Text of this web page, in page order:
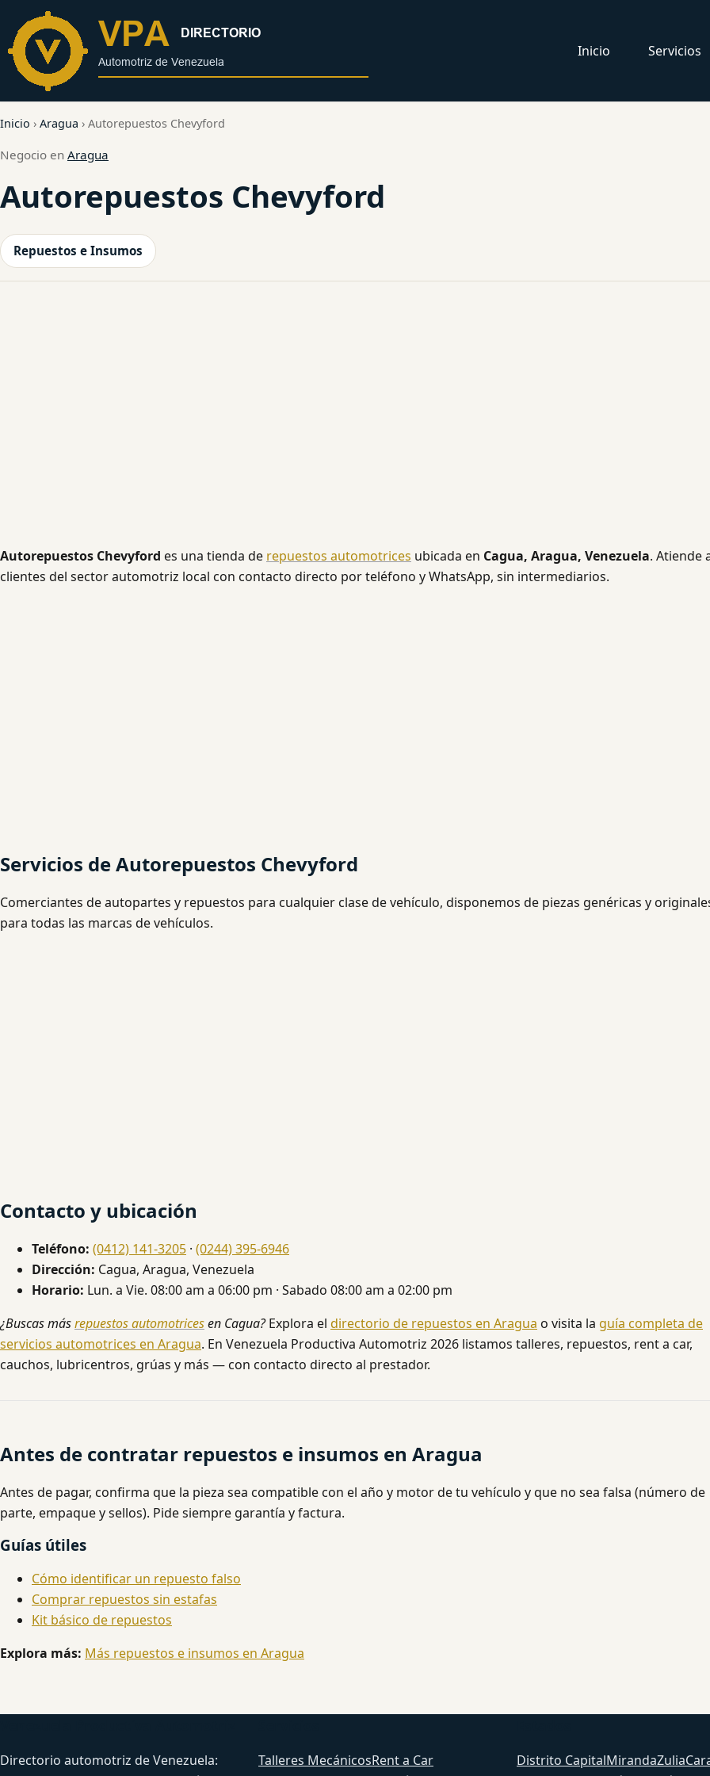
contenido
Inicio
Servicios
Inicio › Aragua › Autorepuestos Chevyford
Negocio en Aragua
Autorepuestos Chevyford
Repuestos e Insumos
Autorepuestos Chevyford es una tienda de repuestos automotrices ubicada en Cagua, Aragua, Venezuela. Atiende
clientes del sector automotriz local con contacto directo por teléfono y WhatsApp, sin intermediarios.
Servicios de Autorepuestos Chevyford
Comerciantes de autopartes y repuestos para cualquier clase de vehículo, disponemos de piezas genéricas y
para todas las marcas de vehículos.
Contacto y ubicación
Teléfono: (0412) 141-3205 · (0244) 395-6946
Dirección: Cagua, Aragua, Venezuela
Horario: Lun. a Vie. 08:00 am a 06:00 pm · Sabado 08:00 am a 02:00 pm
¿Buscas másrepuestos automotricesen Cagua?Explora el directorio de repuestos en Aragua o visita la guía completa de
servicios automotrices en Aragua. En Venezuela Productiva Automotriz 2026 listamos talleres, repuestos, rent a car,
cauchos, lubricentros, grúas y más — con contacto directo al prestador.
Antes de contratar repuestos e insumos en Aragua
Antes de pagar, confirma que la pieza sea compatible con el año y motor de tu vehículo y que no sea falsa (número de
parte, empaque y sellos). Pide siempre garantía y factura.
Guías útiles
Cómo identificar un repuesto falso
Comprar repuestos sin estafas
Kit básico de repuestos
Explora más: Más repuestos e insumos en Aragua
Directorio automotriz de Venezuela:
Talleres MecánicosRent a Car
Distrito CapitalMirandaZulia